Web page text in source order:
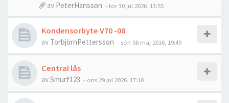
av PeterHansson - tor 30 jul 2026, 13:55
Kondensorbyte V70 -08
av TorbjörnPettersson - sön 08 maj 2016, 19:49
Central lås
avSmurf123 - ons 29 jul 2026, 17:10